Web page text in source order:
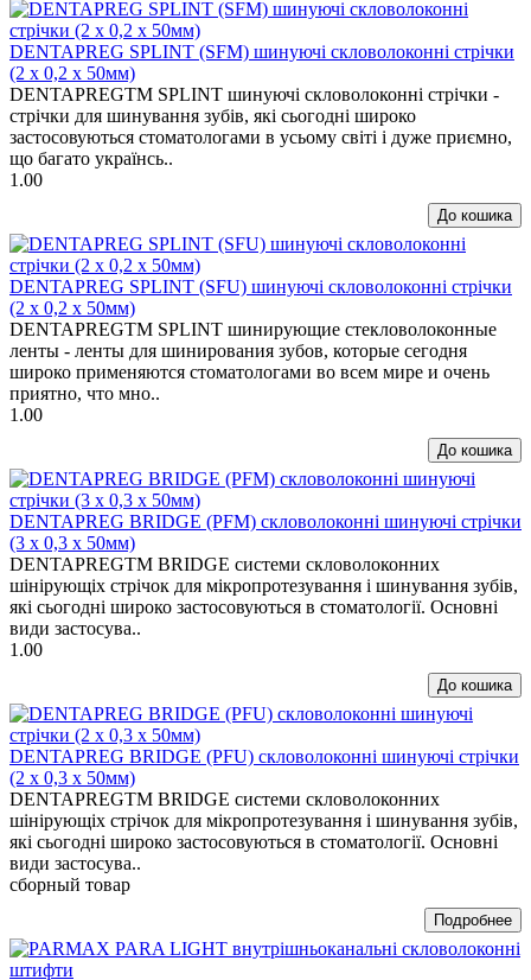
DENTAPREG SPLINT (SFM) шинуючі скловолоконні стрічки
(2 х 0,2 х 50мм)
DENTAPREGTM SPLINT шинуючі скловолоконні стрічки -
стрічки для шинування зубів, які сьогодні широко
застосовуються стоматологами в усьому світі і дуже приємно,
що багато українсь..
1.00
DENTAPREG SPLINT (SFU) шинуючі скловолоконні стрічки
(2 х 0,2 х 50мм)
DENTAPREGTM SPLINT шинирующие стекловолоконные
ленты - ленты для шинирования зубов, которые сегодня
широко применяются стоматологами во всем мире и очень
приятно, что мно..
1.00
DENTAPREG BRIDGE (PFM) скловолоконні шинуючі стрічки
(3 х 0,3 х 50мм)
DENTAPREGTM BRIDGE системи скловолоконних
шінірующіх стрічок для мікропротезування і шинування зубів,
які сьогодні широко застосовуються в стоматології. Основні
види застосува..
1.00
DENTAPREG BRIDGE (PFU) скловолоконні шинуючі стрічки
(2 х 0,3 х 50мм)
DENTAPREGTM BRIDGE системи скловолоконних
шінірующіх стрічок для мікропротезування і шинування зубів,
які сьогодні широко застосовуються в стоматології. Основні
види застосува..
сборный товар